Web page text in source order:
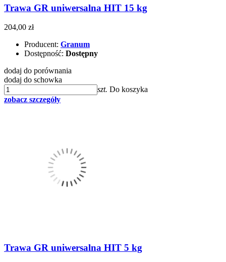
Trawa GR uniwersalna HIT 15 kg
204,00 zł
Producent: Granum
Dostępność: Dostępny
dodaj do porównania
dodaj do schowka
szt. Do koszyka
zobacz szczegóły
Trawa GR uniwersalna HIT 5 kg